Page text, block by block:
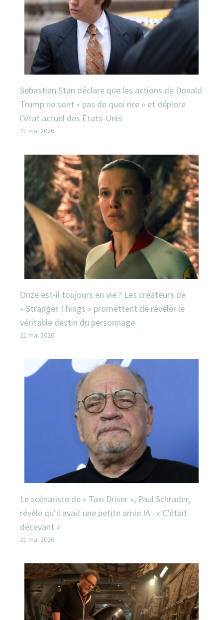
Sebastian Stan déclare que les actions de Donald
Trump ne sont « pas de quoi rire » et déplore
l’état actuel des États-Unis
21 mai 2026
Onze est-il toujours en vie ? Les créateurs de
« Stranger Things » promettent de révéler le
véritable destin du personnage
21 mai 2026
Le scénariste de « Taxi Driver », Paul Schrader,
révèle qu’il avait une petite amie IA : « C’était
décevant »
21 mai 2026